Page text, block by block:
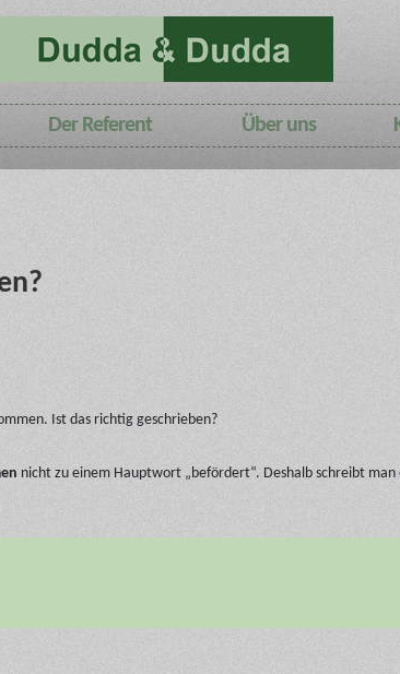
Der Referent Über uns
Ist das richtig geschrieben?
nicht zu einem Hauptwort „befördert“. Deshalb schreibt